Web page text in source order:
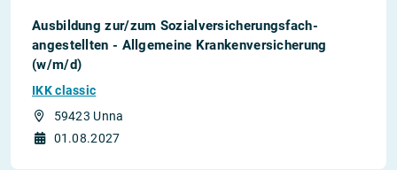
Aus­bild­ung zur/zum Sozial­versicher­ungs­fach­
angestellten­ - All­gemeine Kranken­versicher­ung
(w/m/d)
IKK classic
59423 Unna
01.08.2027